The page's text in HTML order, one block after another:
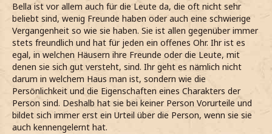
Bella ist vor allem auch für die Leute da, die oft nicht sehr
beliebt sind, wenig Freunde haben oder auch eine schwierige
Vergangenheit so wie sie haben. Sie ist allen gegenüber immer
stets freundlich und hat für jeden ein offenes Ohr. Ihr ist es
egal, in welchen Häusern ihre Freunde oder die Leute, mit
denen sie sich gut versteht, sind. Ihr geht es nämlich nicht
darum in welchem Haus man ist, sondern wie die
Persönlichkeit und die Eigenschaften eines Charakters der
Person sind. Deshalb hat sie bei keiner Person Vorurteile und
bildet sich immer erst ein Urteil über die Person, wenn sie sie
auch kennengelernt hat.